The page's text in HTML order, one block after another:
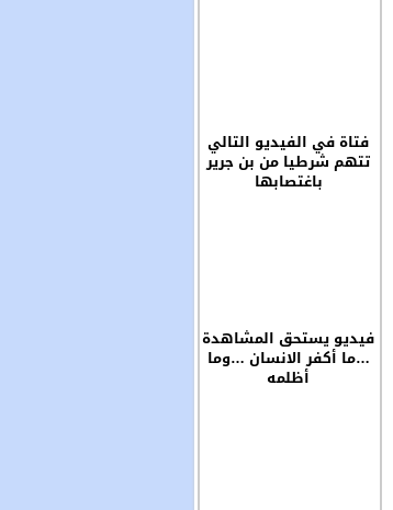
فتاة في الفيديو التالي
تتهم شرطيا من بن جرير
باغتصابها
فيديو يستحق المشاهدة
…ما أكفر الانسان …وما
أظلمه